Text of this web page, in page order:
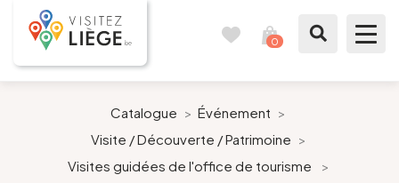
0
À voir / à faire
Catalogue > Événement >
Visite / Découverte / Patrimoine >
Visites guidées de l'office de tourisme
>